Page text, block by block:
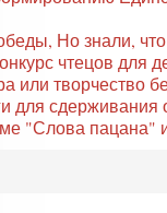
Но знали,
чтецов для
или творчество
для сдерживания
"Слова пацана"